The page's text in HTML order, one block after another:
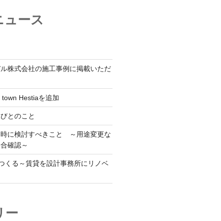
ュース
株式会社の施工事例に掲載いただ
Hestiaを追加
とのこと
に検討すべきこと ～用途変更な
確認～
くる～賃貸を設計事務所にリノベ
ー